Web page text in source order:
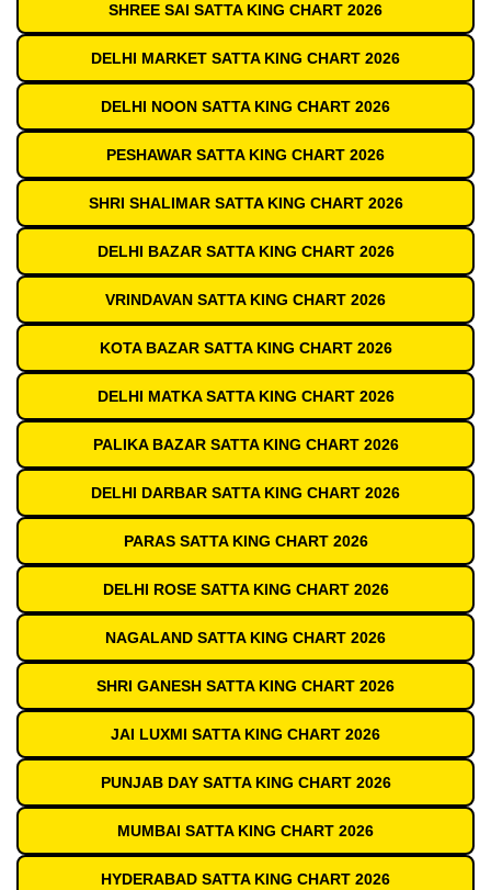
SHREE SAI SATTA KING CHART 2026
DELHI MARKET SATTA KING CHART 2026
DELHI NOON SATTA KING CHART 2026
PESHAWAR SATTA KING CHART 2026
SHRI SHALIMAR SATTA KING CHART 2026
DELHI BAZAR SATTA KING CHART 2026
VRINDAVAN SATTA KING CHART 2026
KOTA BAZAR SATTA KING CHART 2026
DELHI MATKA SATTA KING CHART 2026
PALIKA BAZAR SATTA KING CHART 2026
DELHI DARBAR SATTA KING CHART 2026
PARAS SATTA KING CHART 2026
DELHI ROSE SATTA KING CHART 2026
NAGALAND SATTA KING CHART 2026
SHRI GANESH SATTA KING CHART 2026
JAI LUXMI SATTA KING CHART 2026
PUNJAB DAY SATTA KING CHART 2026
MUMBAI SATTA KING CHART 2026
HYDERABAD SATTA KING CHART 2026